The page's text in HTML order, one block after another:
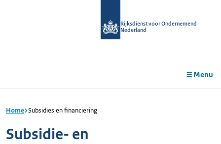
Rijksdienst voor Ondernemend
Nederland
Menu
Home Subsidies en financiering
Subsidie- en